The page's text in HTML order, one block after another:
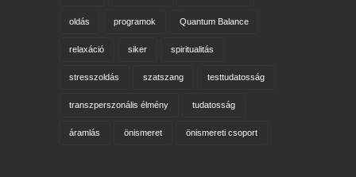
oldás programok Quantum Balance
relaxáció siker spiritualitás
stresszoldás szatszang testtudatosság
transzperszonális élmény tudatosság
áramlás önismeret önismereti csoport